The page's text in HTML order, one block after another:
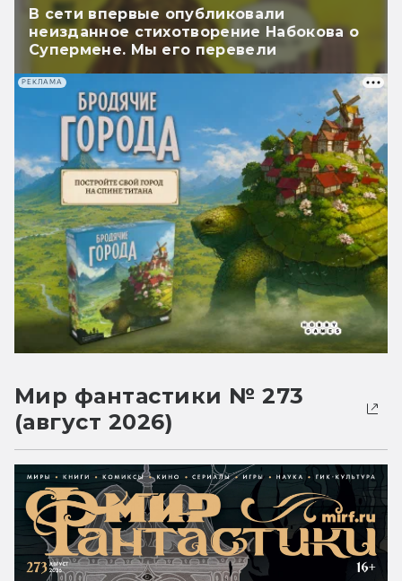
В сети впервые опубликовали
неизданное стихотворение Набокова о
Супермене. Мы его перевели
РЕКЛАМА
Мир фантастики № 273
(август 2026)